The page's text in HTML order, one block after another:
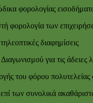
φορολογίας
φορολογία των
διαφημίσεις
για τις
του φόρου
των συνολικά